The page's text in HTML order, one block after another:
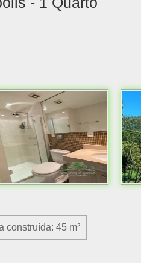
construída: 45 m²